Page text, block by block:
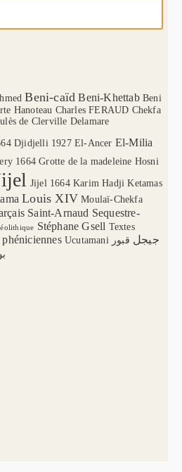
Beni-caïd Beni-Khettab Beni
Hanoteau Charles FERAUD Chekfa
de Clerville Delamare
Djidjelli 1927 El-Ancer El-Milia
1664 Grotte de la madeleine Hosni
Jijel 1664 Karim Hadji Ketamas
Louis XIV Moulaï-Chekfa
Saint-Arnaud Sequestre-
Stéphane Gsell Textes
Ucutamani جيجل قبور